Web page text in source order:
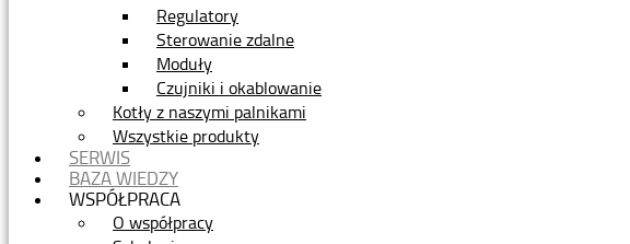
Regulatory
Sterowanie zdalne
Moduły
Czujniki i okablowanie
Kotły z naszymi palnikami
Wszystkie produkty
SERWIS
BAZA WIEDZY
WSPÓŁPRACA
O współpracy